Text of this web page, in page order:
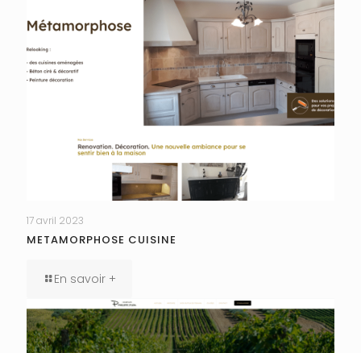
17 avril 2023
METAMORPHOSE CUISINE
En savoir +